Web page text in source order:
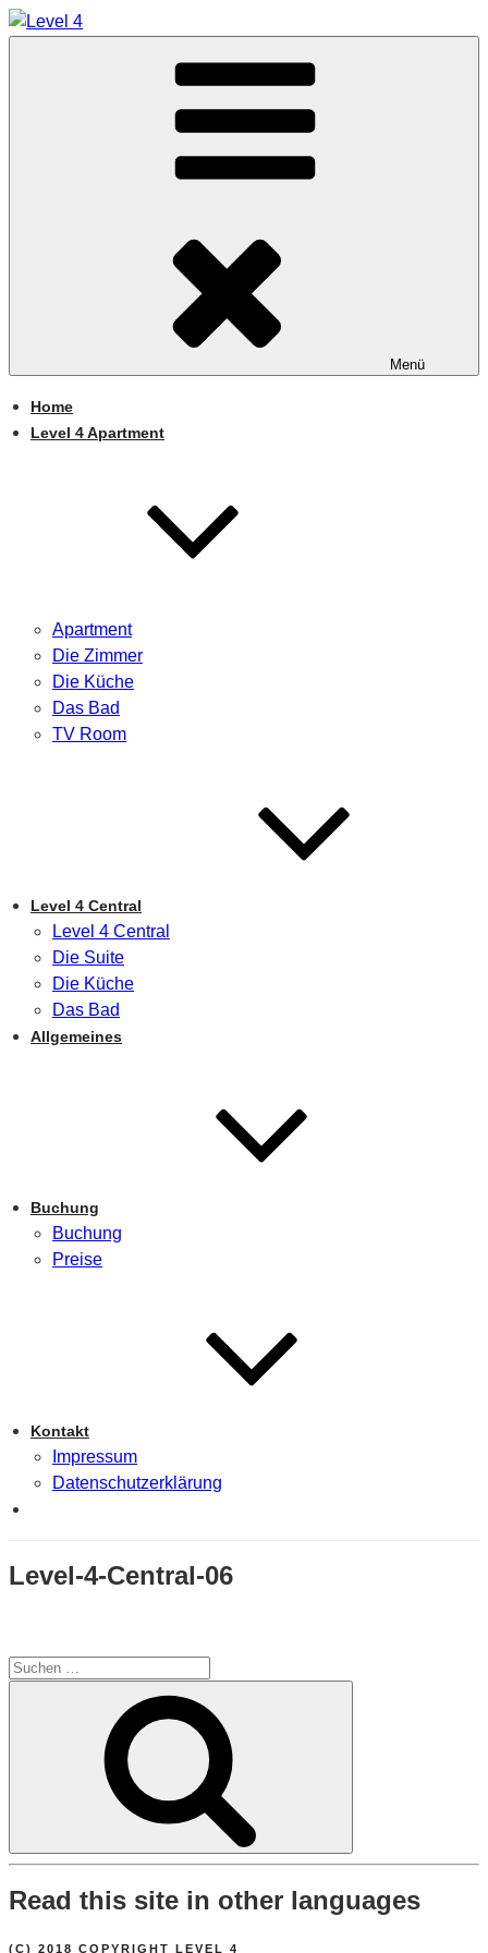
Zum
LEVEL 4
Gästehaus in Nürnberg / Boarding House in Nuremberg
Menü
Home
Level 4 Apartment
Apartment
Die Zimmer
Die Küche
Das Bad
TV Room
Level 4 Central
Level 4 Central
Die Suite
Die Küche
Das Bad
Allgemeines
Buchung
Buchung
Preise
Kontakt
Impressum
Datenschutzerklärung
Level-4-Central-06
Suchen
Read this site in other languages
(C) 2018 COPYRIGHT LEVEL 4